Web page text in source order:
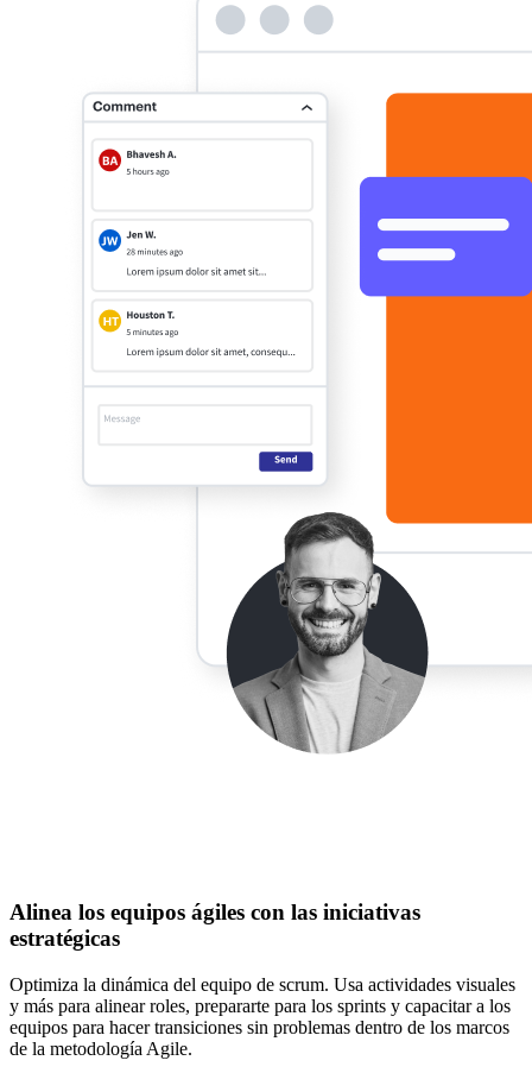
Alinea los equipos ágiles con las iniciativas
estratégicas
Optimiza la dinámica del equipo de scrum. Usa actividades visuales
y más para alinear roles, prepararte para los sprints y capacitar a los
equipos para hacer transiciones sin problemas dentro de los marcos
de la metodología Agile.